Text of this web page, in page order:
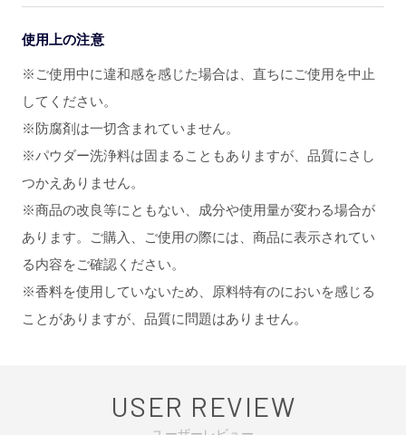
使用上の注意
※ご使用中に違和感を感じた場合は、直ちにご使用を中止
してください。
※防腐剤は一切含まれていません。
※パウダー洗浄料は固まることもありますが、品質にさし
つかえありません。
※商品の改良等にともない、成分や使用量が変わる場合が
あります。ご購入、ご使用の際には、商品に表示されてい
る内容をご確認ください。
※香料を使用していないため、原料特有のにおいを感じる
ことがありますが、品質に問題はありません。
USER REVIEW